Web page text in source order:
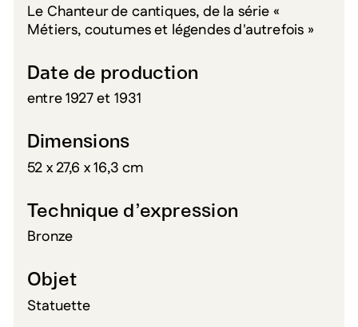
Le Chanteur de cantiques, de la série «
Métiers, coutumes et légendes d'autrefois »
Date de production
entre 1927 et 1931
Dimensions
52 x 27,6 x 16,3 cm
Technique d’expression
Bronze
Objet
Statuette